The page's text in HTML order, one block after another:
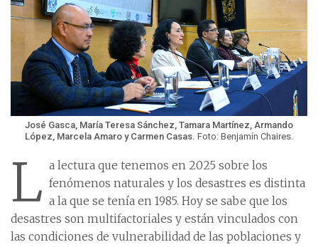
José Gasca, María Teresa Sánchez, Tamara Martínez, Armando
López, Marcela Amaro y Carmen Casas. Foto: Benjamín Chaires.
L a lectura que tenemos en 2025 sobre los
fenómenos naturales y los desastres es distinta
a la que se tenía en 1985. Hoy se sabe que los
desastres son multifactoriales y están vinculados con
las condiciones de vulnerabilidad de las poblaciones y